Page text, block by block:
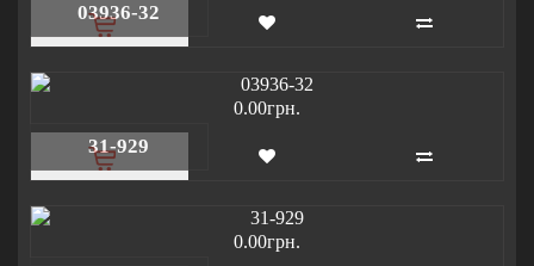
03936-32
0.00грн.
31-929
0.00грн.